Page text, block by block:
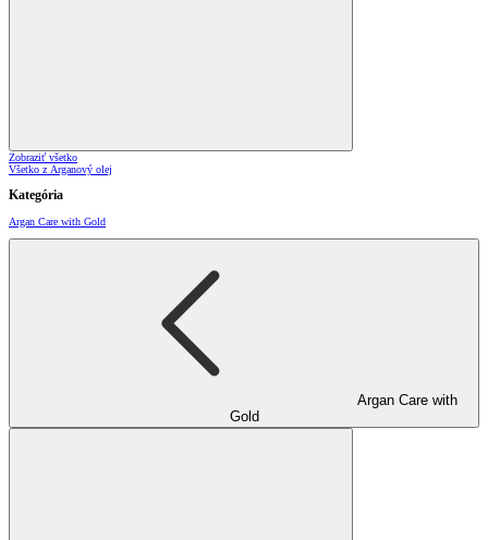
Zobraziť všetko
Všetko z Arganový olej
Kategória
Argan Care with Gold
Argan Care with
Gold